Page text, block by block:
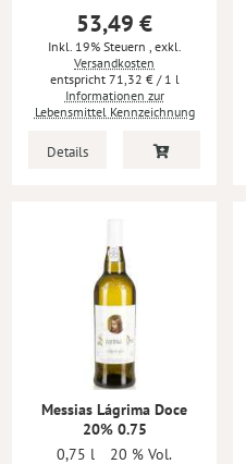
53,49 €
Inkl. 19% Steuern , exkl.
Versandkosten
71,32 €/ 1 l
Informationen zur
Lebensmittel Kennzeichnung
Details
Messias Lágrima Doce
20% 0.75
0,75 l
20 % Vol.